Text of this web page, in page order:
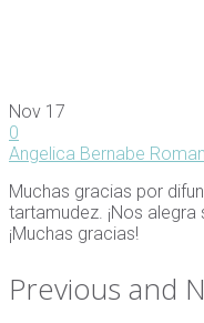
Nov 17
0
Angelica Bernabe Roman
Muchas gracias por
tartamudez. ¡Nos
¡Muchas gracias!
Previous and